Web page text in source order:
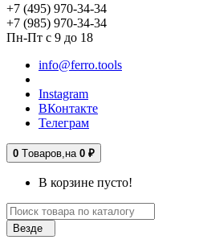
+7 (495) 970-34-34
+7 (985) 970-34-34
Пн-Пт с 9 до 18
info@ferro.tools
Instagram
ВКонтакте
Телеграм
0 Tоваров, на 0 ₽
В корзине пусто!
Везде